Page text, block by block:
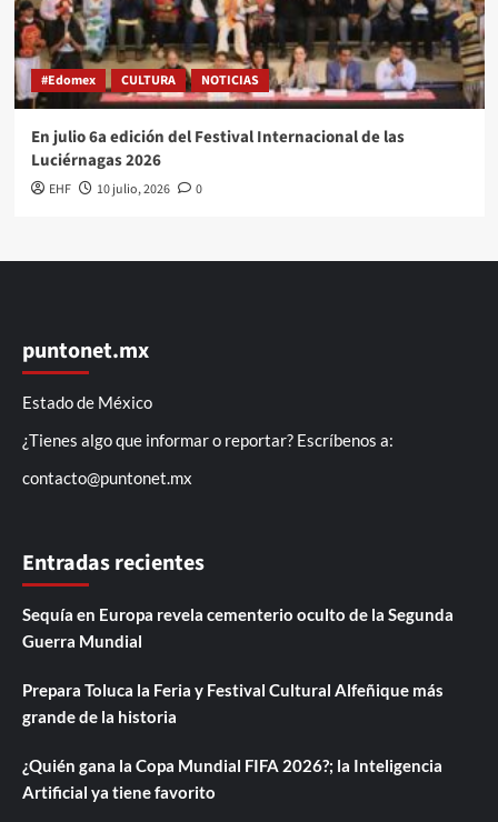
#Edomex CULTURA NOTICIAS
En julio 6a edición del Festival Internacional de las
Luciérnagas 2026
EHF 10 julio, 2026 0
puntonet.mx
Estado de México
¿Tienes algo que informar o reportar? Escríbenos a:
contacto@puntonet.mx
Entradas recientes
Sequía en Europa revela cementerio oculto de la Segunda
Guerra Mundial
Prepara Toluca la Feria y Festival Cultural Alfeñique más
grande de la historia
¿Quién gana la Copa Mundial FIFA 2026?; la Inteligencia
Artificial ya tiene favorito